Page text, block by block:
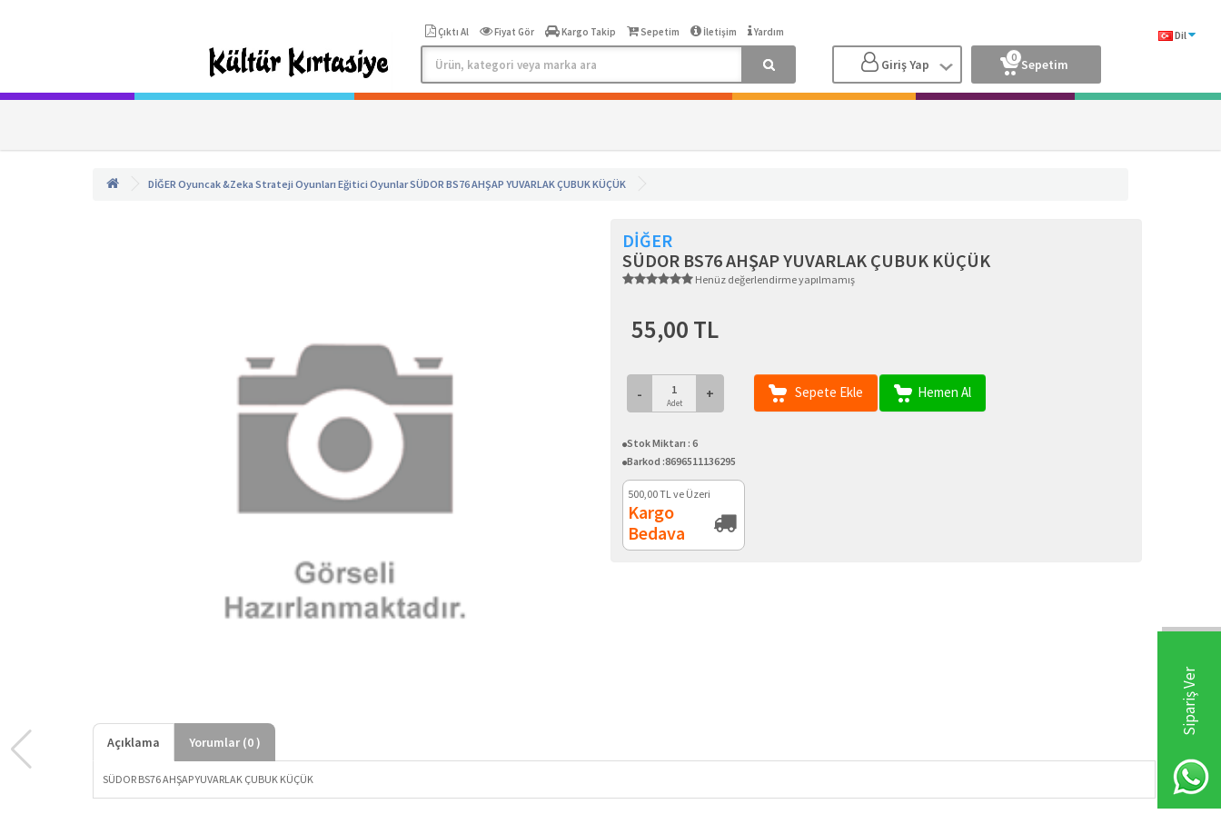
Dil
Çıktı Al Fiyat Gör Kargo Takip Sepetim İletişim Yardım
Giriş Yap 0 Sepetim
DİĞER Oyuncak &Zeka Strateji Oyunları Eğitici OyunlarSÜDOR BS76 AHŞAP YUVARLAK ÇUBUK KÜÇÜK
DİĞER
SÜDOR BS76 AHŞAP YUVARLAK ÇUBUK KÜÇÜK
Henüz değerlendirme yapılmamış
55,00 TL
-
Adet
+ Sepete Ekle Hemen Al
Stok Miktarı : 6
Barkod :8696511136295
500,00TL ve Üzeri
Kargo
Bedava
Açıklama Yorumlar (0)
SÜDOR BS76 AHŞAP YUVARLAK ÇUBUK KÜÇÜK
Sipariş Ver